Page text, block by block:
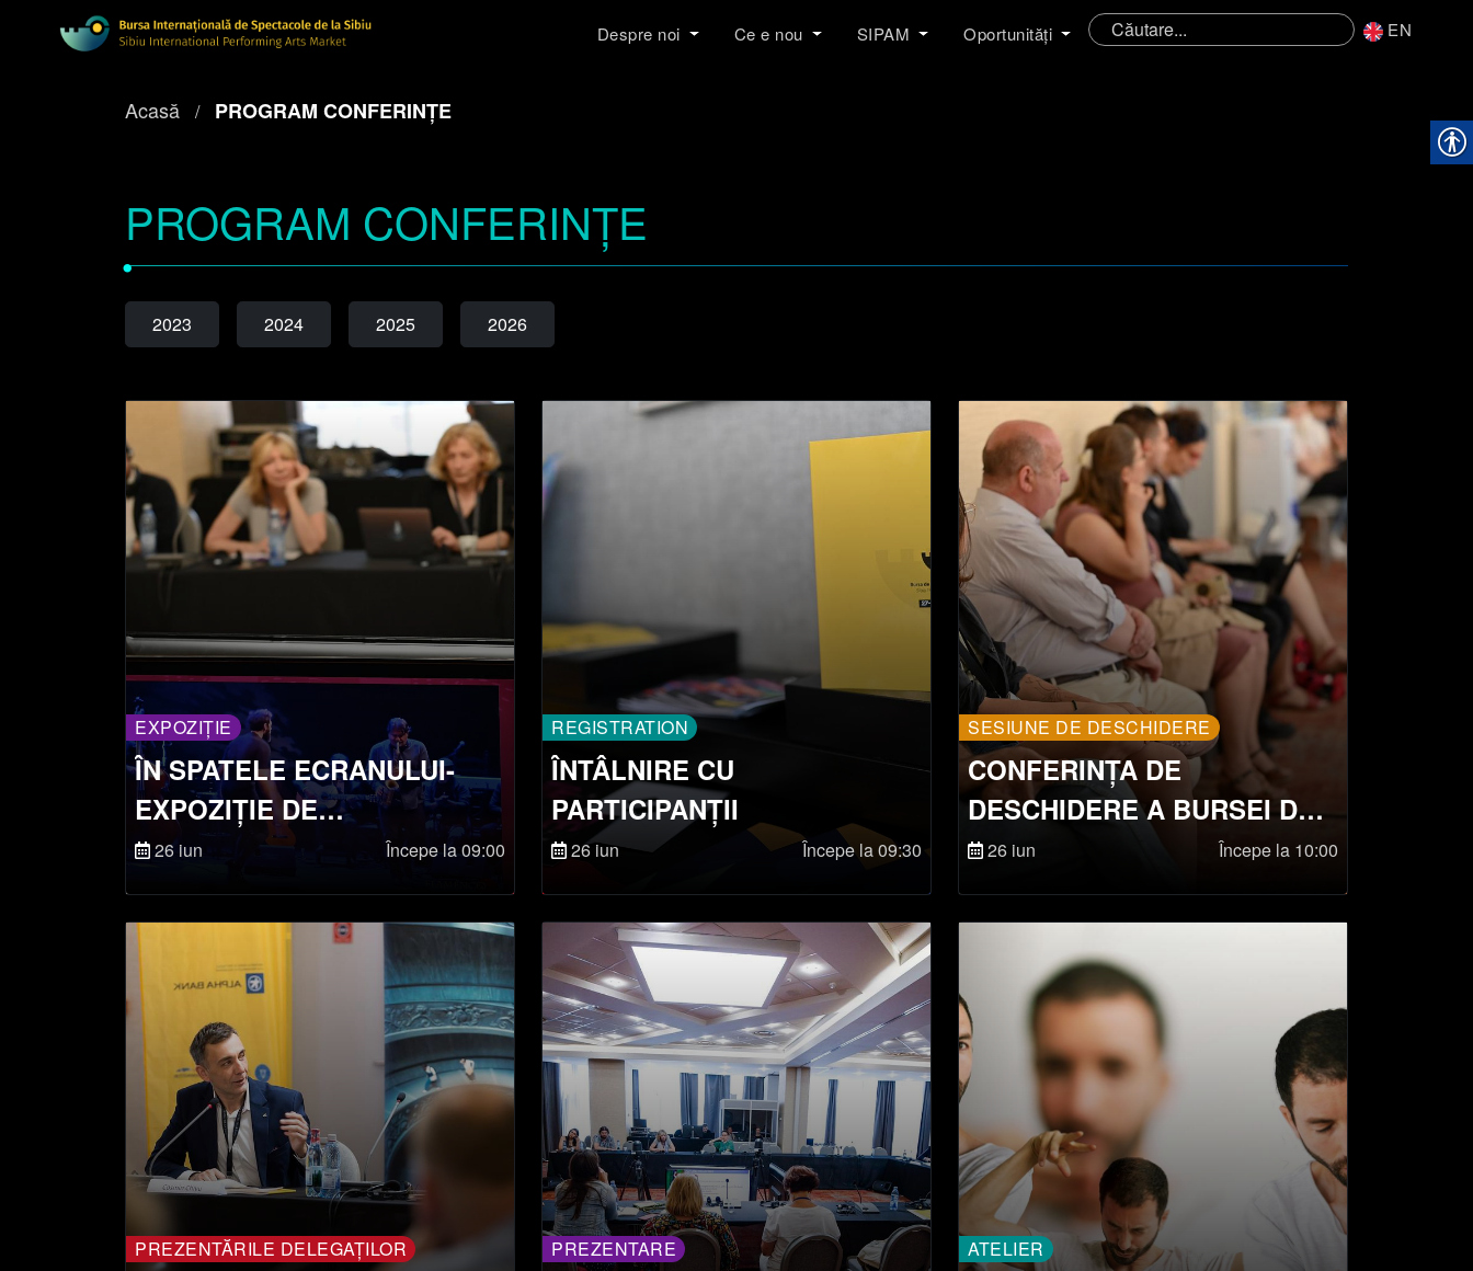
Despre noi Ce e nou SIPAM Oportunități EN
Acasă PROGRAM CONFERINȚE
PROGRAM CONFERINȚE
•
2023 2024 2025 2026
EXPOZIȚIE
ÎN SPATELE ECRANULUI-
EXPOZIȚIE DE
ECHIPAMENTE ȘI
TEHNOLOGII DIN CULISE
26 iun Începe la 09:00
REGISTRATION
ÎNTÂLNIRE CU
PARTICIPANȚII
26 iun Începe la 09:30
SESIUNE DE DESCHIDERE
CONFERINȚA DE
DESCHIDERE A BURSEI DE
SPECTACOLE DE LA SIBIU
26 iun Începe la 10:00
PREZENTĂRILE DELEGAȚILOR PREZENTARE ATELIER